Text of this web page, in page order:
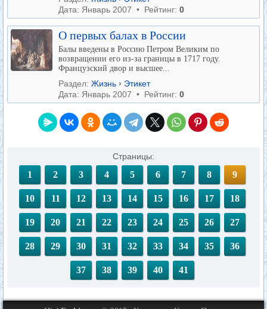
Дата: Январь 2007 • Рейтинг: 0
О первых балах в России
Балы введены в Россию Петром Великим по
возвращении его из-за границы в 1717 году.
Французский двор и высшее...
Раздел: Жизнь › Этикет
Дата: Январь 2007 • Рейтинг: 0
Страницы:
1 2 3 4 5 6 7 8 9
10 11 12 13 14 15 16 17 18
19 20 21 22 23 24 25 26 27
28 29 30 31 32 33 34 35 36
37 38 39 40 41